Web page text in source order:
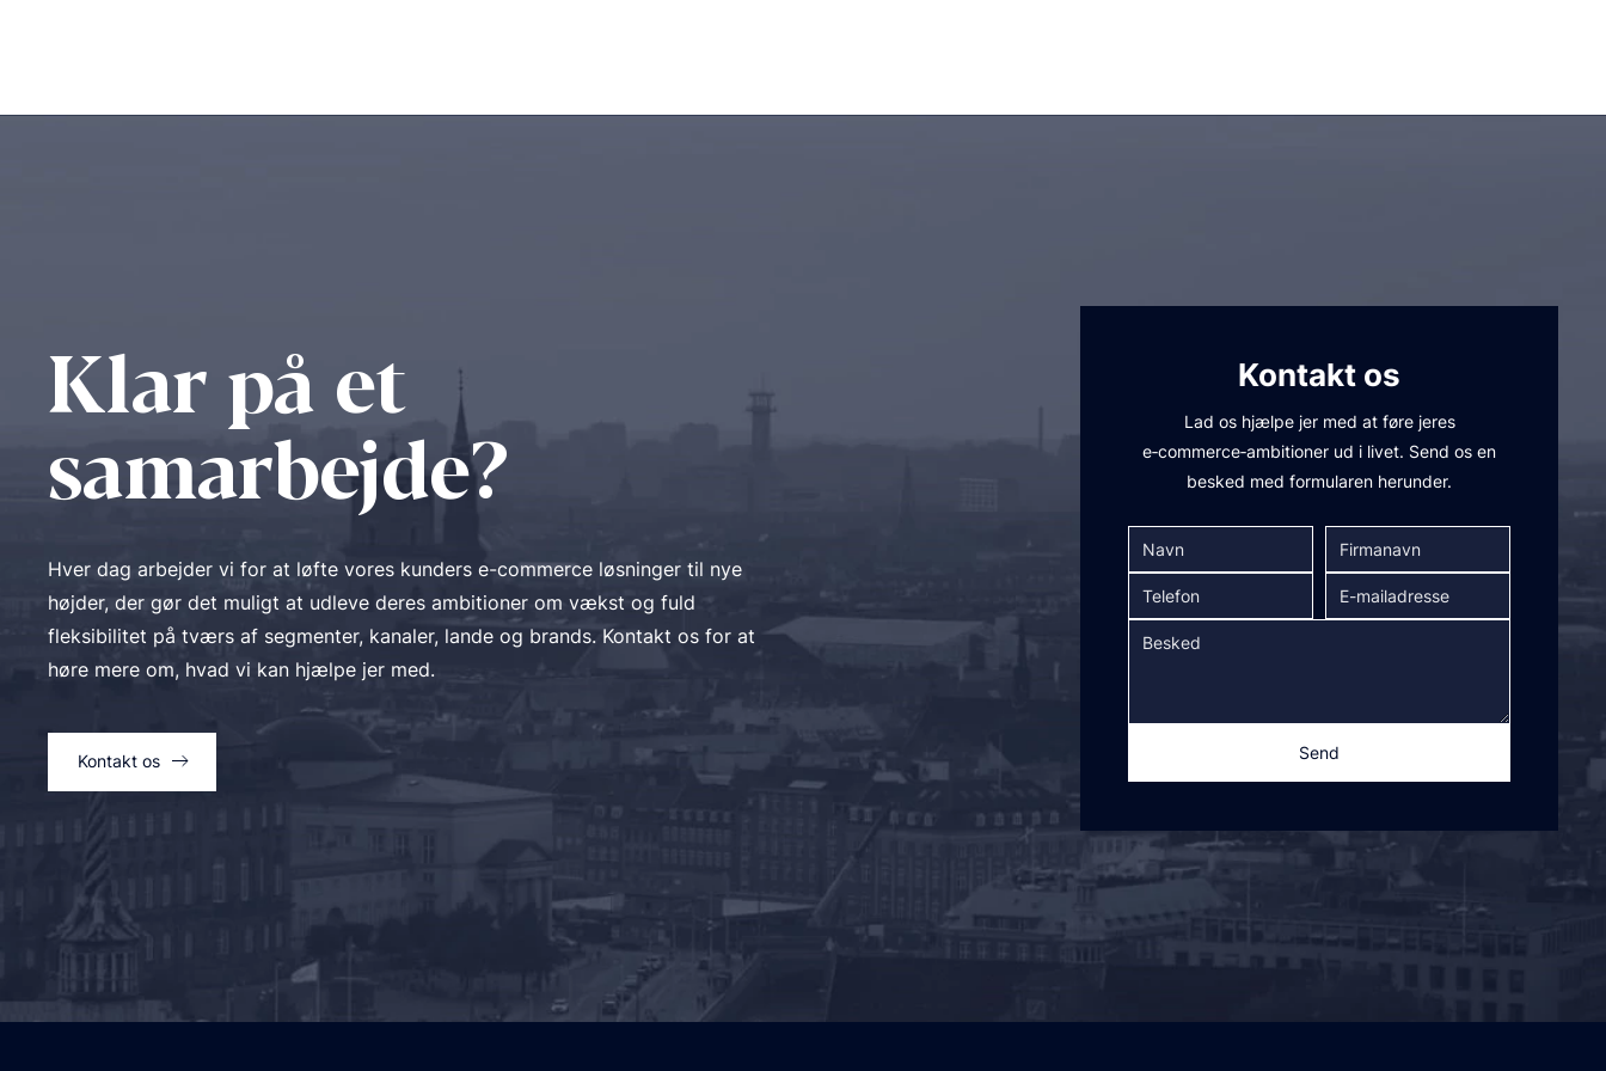
Øg betalingseffektiviteten med lagerreservationer.
Fremhæv omkostninger til fragt i-og-omkring indkøbskurven for at vise, hvornår der er gratis fragt.
Øg salget ved at tilbyde flere betalingsmuligheder og kreditter
Download og arbejd med de foretrukne betalingsmulighed via Magento Marketplace.
Overfør kreditkortoplysninger sikkert og direkte fra klientbrowseren til betalingsgatewayen uden om Magento-
applikationen.
anvendte betalingsmetoder.
Brug Braintree Vendor Bundled Extension til at lette PCI-compliance og til at acceptere alternative betalinger
som Venmo, Apple Pay og Google Pay.
Accepter bankoverførsler og betaling ved levering.
Øg salget med PayPal in-context checkout og gemte kreditkort-oplysninger.
Klar på et
samarbejde?
Hver dag arbejder vi for at løfte vores kunders e-commerce løsninger til nye
højder, der gør det muligt at udleve deres ambitioner om vækst og fuld
fleksibilitet på tværs af segmenter, kanaler, lande og brands. Kontakt os for at
høre mere om, hvad vi kan hjælpe jer med.
Kontakt os
Kontakt os
Lad os hjælpe jer med at føre jeres
e‑commerce‑ambitioner ud i livet. Send os en
besked med formularen herunder.
Send